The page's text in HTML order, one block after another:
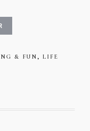
& FUN , LIFE